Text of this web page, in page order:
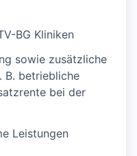
BG Kliniken
sowie zusätzliche
B. betriebliche
bei der
Leistungen